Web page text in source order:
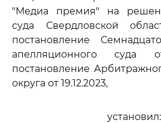
"Медиа премия" на
суда Свердловской
постановление
апелляционного суда
постановление
округа от 19.12.2023,
установил: